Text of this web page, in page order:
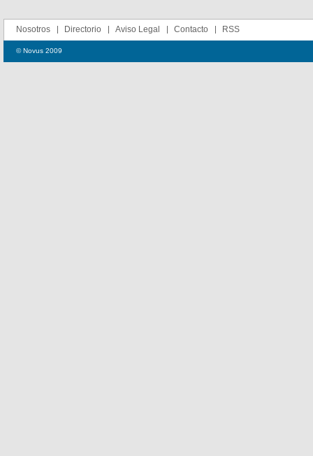
Nosotros Directorio Aviso Legal Contacto RSS
© Novus 2009